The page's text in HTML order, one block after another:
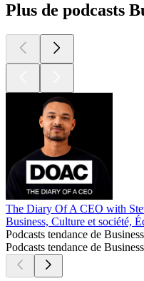
Plus de podcasts
The Diary Of A CEO with
Business, Culture et société,
Podcasts tendance de Business
Podcasts tendance de Business